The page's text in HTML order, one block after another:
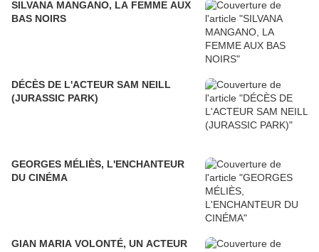
SILVANA MANGANO, LA FEMME AUX
BAS NOIRS
DÉCÈS DE L'ACTEUR SAM NEILL
(JURASSIC PARK)
GEORGES MÉLIÈS, L'ENCHANTEUR
DU CINÉMA
GIAN MARIA VOLONTÉ, UN ACTEUR